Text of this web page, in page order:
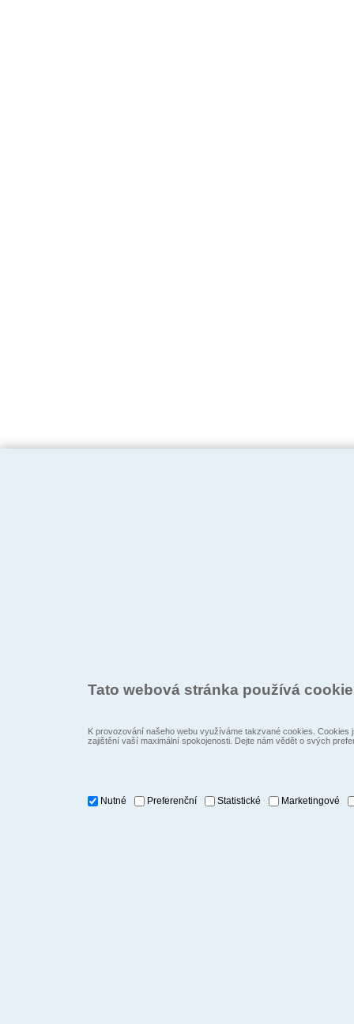
Tato webová stránka používá
K provozování našeho webu využíváme takzvané cookies.
zajištění vaší maximální spokojenosti. Dejte nám vědět o svých
Nutné Preferenční Statistické Marketingové